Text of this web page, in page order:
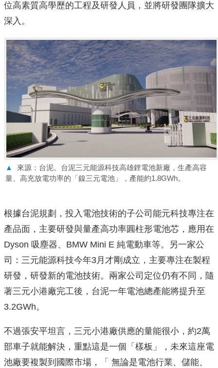
位高素質高學歷的工程及研發人員，並將研發團隊擴大
深入。
▲
來源：台泥。台泥三元能源科技高雄鋰電池新廠，生產高容
量、高充放電功率的「鎳三元電池」，產能約1.8GWh。
根據台泥規劃，投入電池技術的子公司能元科技專注在
產品面，主要研發與量產高功率圓柱形電池芯，應用在
Dyson 吸塵器、BMW Mini E 純電動車等。另一家公
司：三元能源科技今年3月才剛成立，主要專注在製程
研發，研發新的電池技術。兩家公司定位仍有不同，隨
著三元小港廠完工後，台泥一年電池總產能將提升至
3.2GWh。
不過張安平坦言，三元小港廠供應的量能很小，約2萬
部車子就能解決，重點這是一個「樣板」，未來這座電
池廠要複製到國際市場，「 無論是電池行業、儲能、